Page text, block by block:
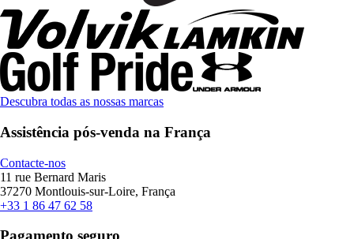
Descubra todas as nossas marcas
Assistência pós-venda na França
Contacte-nos
11 rue Bernard Maris
37270 Montlouis-sur-Loire, França
+33 1 86 47 62 58
Pagamento seguro